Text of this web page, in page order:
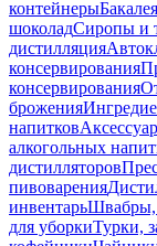
контейнерыБакалея
шоколадСиропы и
дистилляция
консервирования
консервирования
брожения
напитков
алкогольных
дистилляторов
пивоварения
инвентарьШвабры,
для уборкиТурки,